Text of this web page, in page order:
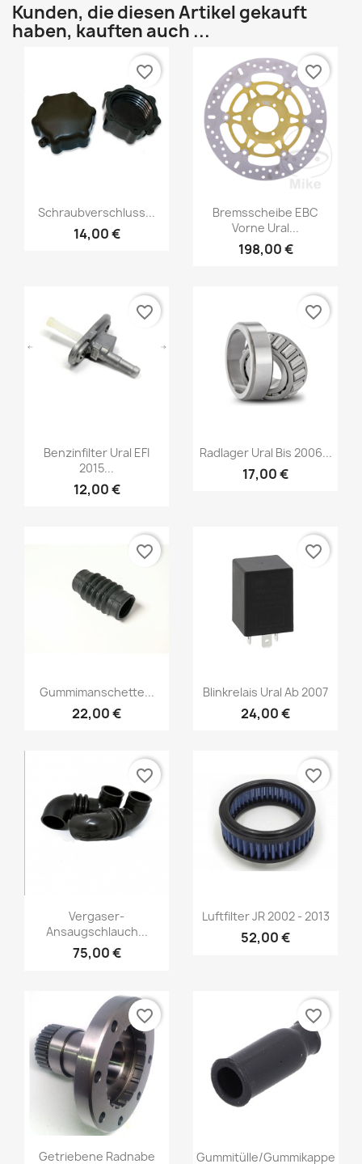
Kunden, die diesen Artikel gekauft
haben, kauften auch ...
Schraubverschluss...
14,00 €
favorite_border
Bremsscheibe EBC
Vorne Ural...
198,00 €
favorite_border
Benzinfilter Ural EFI
2015...
12,00 €
favorite_border
Radlager Ural Bis 2006...
17,00 €
favorite_border
Gummimanschette...
22,00 €
favorite_border
Blinkrelais Ural Ab 2007
24,00 €
favorite_border
Vergaser-
Ansaugschlauch...
75,00 €
favorite_border
Luftfilter JR 2002 - 2013
52,00 €
favorite_border
Getriebene Radnabe
favorite_border
Gummitülle/Gummikappe
favorite_border